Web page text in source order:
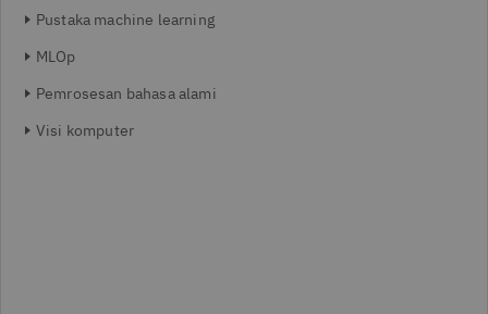
Pustaka machine learning
MLOp
Pemrosesan bahasa alami
Visi komputer